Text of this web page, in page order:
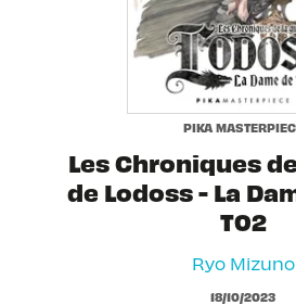
PIKA
Les Chroniques
de Lodoss - La
T02
Ryo Mizuno
18/10/2023